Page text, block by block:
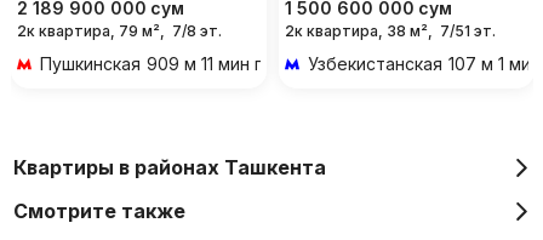
2 189 900 000 сум
2к квартира, 79 м², 7/8 эт.
Пушкинская 909 м 11 мин пешком
1 500 600 000 сум
2к квартира, 38 м², 7/51 эт.
Узбекистанская 107 м 1
Квартиры в районах Ташкента
Смотрите также